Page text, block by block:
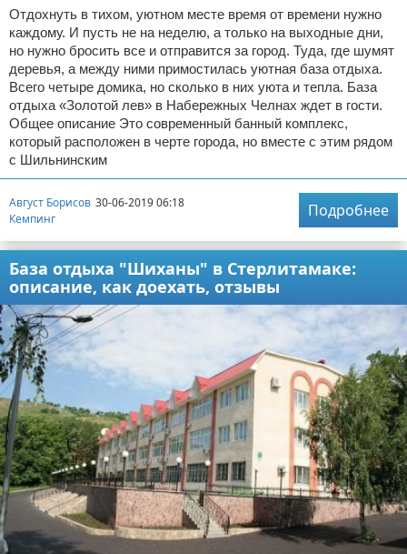
Отдохнуть в тихом, уютном месте время от времени нужно
каждому. И пусть не на неделю, а только на выходные дни,
но нужно бросить все и отправится за город. Туда, где шумят
деревья, а между ними примостилась уютная база отдыха.
Всего четыре домика, но сколько в них уюта и тепла. База
отдыха «Золотой лев» в Набережных Челнах ждет в гости.
Общее описание Это современный банный комплекс,
который расположен в черте города, но вместе с этим рядом
с Шильнинским
Август Борисов 30-06-2019 06:18
Кемпинг
Подробнее
База отдыха "Шиханы" в Стерлитамаке:
описание, как доехать, отзывы